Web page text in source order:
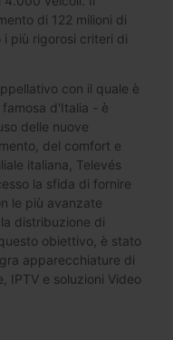
di 122 milioni di
più rigorosi criteri di
con il quale è
d'Italia - è
delle nuove
del comfort e
italiana, Televés
la sfida di fornire
le più avanzate
distribuzione di
obiettivo, è stato
apparecchiature di
IPTV e soluzioni Video